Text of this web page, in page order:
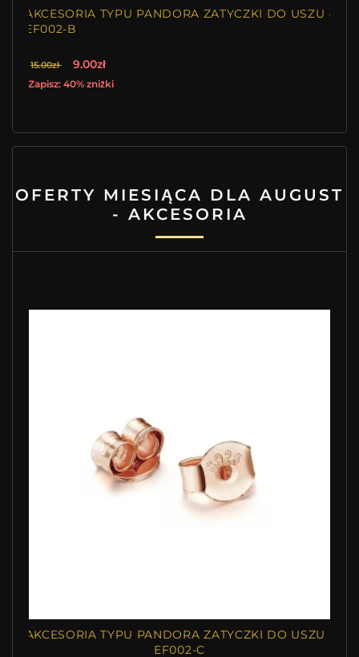
TYPU PANDORA ZATYCZKI DO USZU -
9.00zł
zniżki
AKCESORIA
OFERTY MIESIĄCA DLA AUGUST
- AKCESORIA
AKCESORIA TYPU PANDORA ZATYCZKI DO USZU -
EF002-C